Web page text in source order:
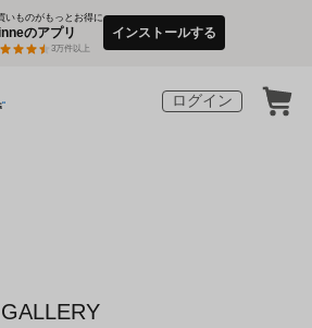
いものがもっとお得に
のアプリ
3万件以上
インストールする
ログイン